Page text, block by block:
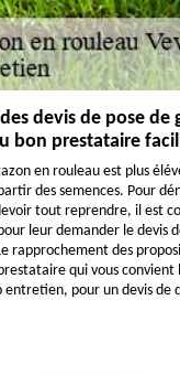
devis de pose de
bon prestataire
en rouleau est plus
des semences. Pour
tout reprendre, il est
leur demander le devis
rapprochement des
qui vous convient
entretien, pour un devis de